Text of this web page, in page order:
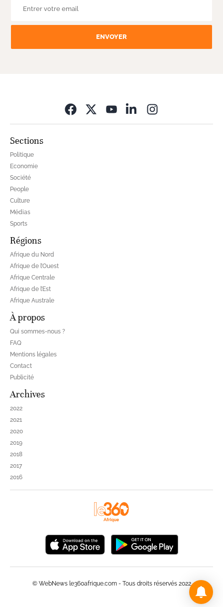
ENVOYER
Sections
Politique
Economie
Société
People
Culture
Médias
Sports
Régions
Afrique du Nord
Afrique de l’Ouest
Afrique Centrale
Afrique de l’Est
Afrique Australe
À propos
Qui sommes-nous ?
FAQ
Mentions légales
Contact
Publicité
Archives
2022
2021
2020
2019
2018
2017
2016
© WebNews le360afrique.com - Tous droits réservés 2022